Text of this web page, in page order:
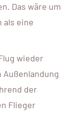
Das wäre um
als eine
wieder
der
Flieger